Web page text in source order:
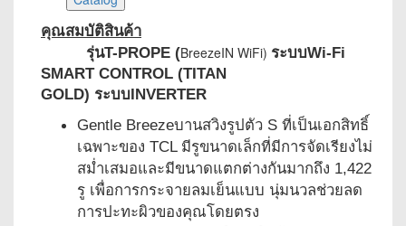
คุณสมบัติสินค้า
รุ่นT-PROPE (BreezeIN WiFi) ระบบWi-Fi
SMART CONTROL (TITAN
GOLD) ระบบINVERTER
Gentle Breezeบานสวิงรูปตัว S ที่เป็นเอกสิทธิ์
เฉพาะของ TCL มีรูขนาดเล็กที่มีการจัดเรียงไม่
สม่ำเสมอและมีขนาดแตกต่างกันมากถึง 1,422
รู เพื่อการกระจายลมเย็นแบบ นุ่มนวลช่วยลด
การปะทะผิวของคุณโดยตรง